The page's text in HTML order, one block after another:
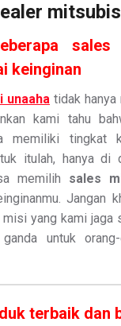
sales
keinginan
unaaha tidak hanya
kami tahu
memiliki tingkat
itulah, hanya di
memilih sales
Jangan
yang kami jaga
untuk
terbaik dan